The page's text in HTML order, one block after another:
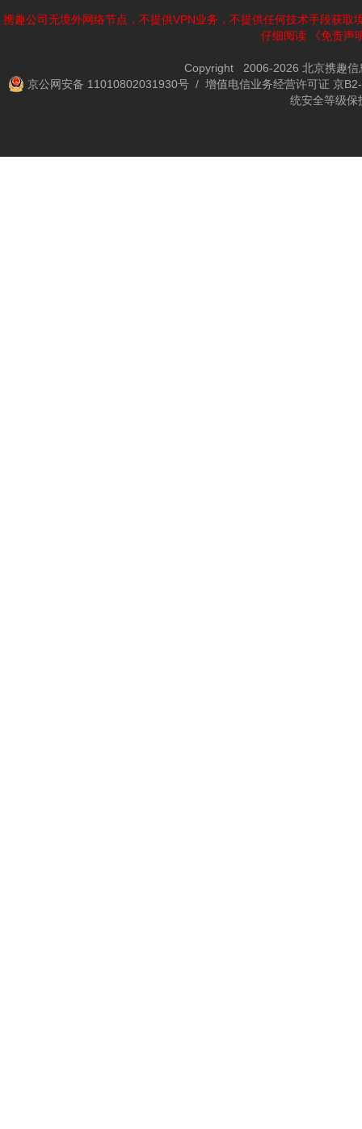
携趣公司无境外网络节点，不提供VPN业务，不提供任何技术手段获
仔细阅读
《免责声
Copyright 2006-2026 北京携趣信
京公网安备 11010802031930号 / 增值电信业务经营许可证 京
统安全等级